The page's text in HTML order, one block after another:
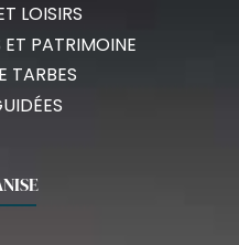
LOISIRS
ET PATRIMOINE
TARBES